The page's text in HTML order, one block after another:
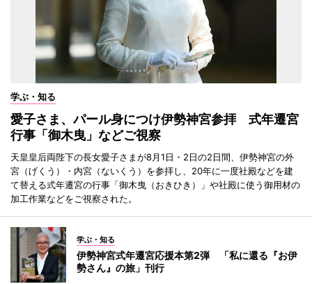
学ぶ・知る
愛子さま、パール身につけ伊勢神宮参拝 式年遷宮
行事「御木曳」などご視察
天皇皇后両陛下の長女愛子さまが8月1日・2日の2日間、伊勢神宮の外
宮（げくう）・内宮（ないくう）を参拝し、20年に一度社殿などを建
て替える式年遷宮の行事「御木曳（おきひき）」や社殿に使う御用材の
加工作業などをご視察された。
学ぶ・知る
伊勢神宮式年遷宮応援本第2弾 「私に還る『お伊
勢さん』の旅」刊行